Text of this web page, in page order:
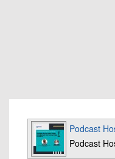
Podcast
Podcast